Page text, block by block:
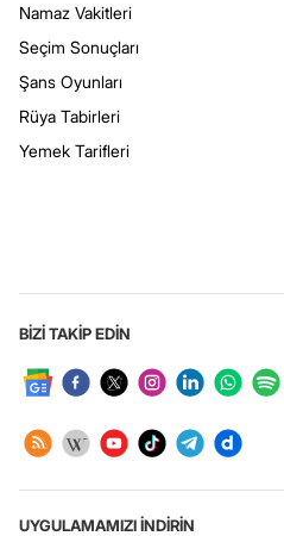
Namaz Vakitleri
Seçim Sonuçları
Şans Oyunları
Rüya Tabirleri
Yemek Tarifleri
BİZİ TAKİP EDİN
UYGULAMAMIZI İNDİRİN